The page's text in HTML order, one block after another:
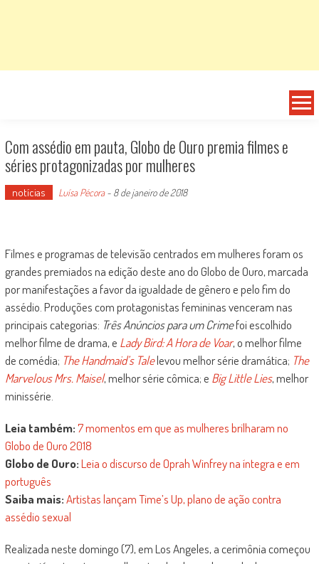
Com assédio em pauta, Globo de Ouro premia filmes e
séries protagonizadas por mulheres
notícias Luísa Pécora- 8 de janeiro de 2018
Filmes e programas de televisão centrados em mulheres foram os
grandes premiados na edição deste ano do Globo de Ouro, marcada
por manifestações a favor da igualdade de gênero e pelo fim do
assédio. Produções com protagonistas femininas venceram nas
principais categorias: Três Anúncios para um Crimefoi escolhido
melhor filme de drama, e Lady Bird: A Hora de Voar, o melhor filme
de comédia; The Handmaid’s Talelevou melhor série dramática; The
Marvelous Mrs. Maisel, melhor série cômica; e Big Little Lies, melhor
minissérie.
Leia também:7 momentos em que as mulheres brilharam no
Globo de Ouro 2018
Globo de Ouro:Leia o discurso de Oprah Winfrey na íntegra e em
português
Saiba mais:Artistas lançam Time’s Up, plano de ação contra
assédio sexual
Realizada neste domingo (7), em Los Angeles, a cerimônia começou